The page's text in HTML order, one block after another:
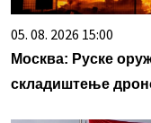
05. 08. 2026 15:00
Москва: Руске
складиштење